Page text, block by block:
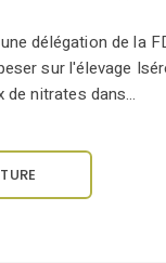
délégation de la
sur l'élevage
de nitrates dans…